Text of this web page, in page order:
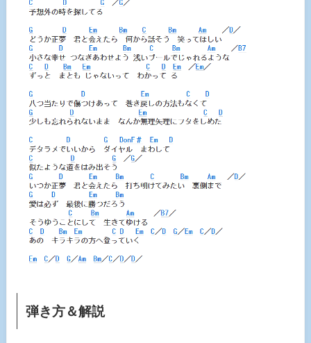
弾き方＆解説